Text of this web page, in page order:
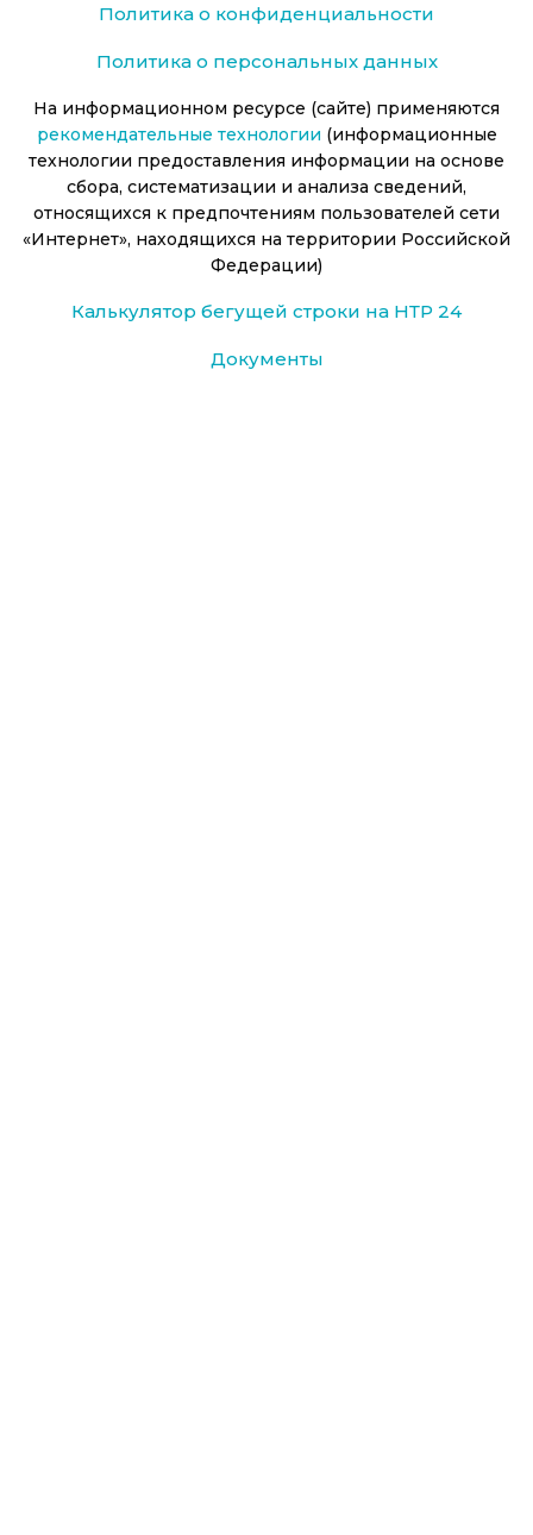
Политика о конфиденциальности
Политика о персональных данных
На информационном ресурсе (сайте) применяются
рекомендательные технологии (информационные
технологии предоставления информации на основе
сбора, систематизации и анализа сведений,
относящихся к предпочтениям пользователей сети
«Интернет», находящихся на территории Российской
Федерации)
Калькулятор бегущей строки на НТР 24
Документы